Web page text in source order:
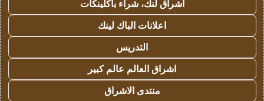
اشراق لنك، شراء باكلينكات
اعلانات الباك لينك
التدريس
اشراق العالم عالم كبير
منتدى الاشراق